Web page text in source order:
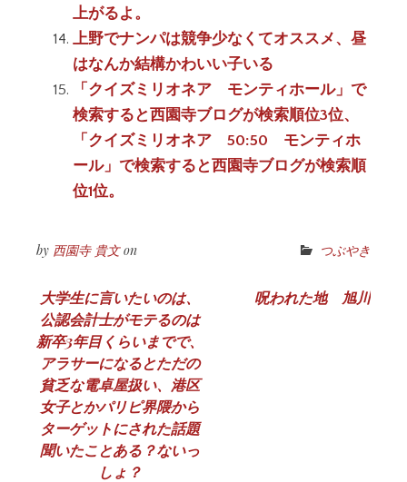
上がるよ。
上野でナンパは競争少なくてオススメ、昼
はなんか結構かわいい子いる
「クイズミリオネア モンティホール」で
検索すると西園寺ブログが検索順位3位、
「クイズミリオネア 50:50 モンティホ
ール」で検索すると西園寺ブログが検索順
位1位。
by 西園寺 貴文on つぶやき
投
稿
ナ
ビ
ゲ
ー
大学生に言いたいのは、
公認会計士がモテるのは
新卒3年目くらいまでで、
アラサーになるとただの
貧乏な電卓屋扱い、港区
女子とかパリピ界隈から
ターゲットにされた話題
聞いたことある？ないっ
しょ？
呪われた地 旭川